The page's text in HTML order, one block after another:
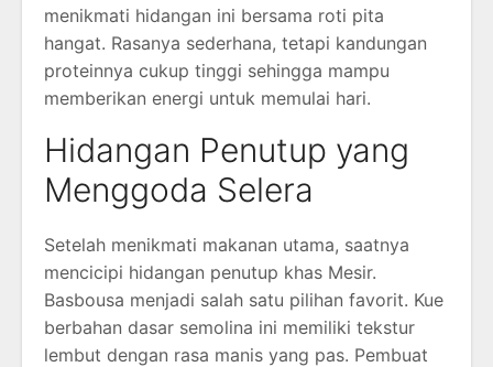
menikmati hidangan ini bersama roti pita
hangat. Rasanya sederhana, tetapi kandungan
proteinnya cukup tinggi sehingga mampu
memberikan energi untuk memulai hari.
Hidangan Penutup yang
Menggoda Selera
Setelah menikmati makanan utama, saatnya
mencicipi hidangan penutup khas Mesir.
Basbousa menjadi salah satu pilihan favorit. Kue
berbahan dasar semolina ini memiliki tekstur
lembut dengan rasa manis yang pas. Pembuat